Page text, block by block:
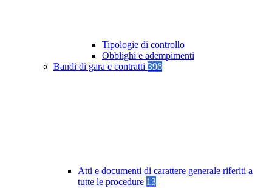
Tipologie di controllo
Obblighi e adempimenti
Bandi di gara e contratti 396
Atti e documenti di carattere generale riferiti a
tutte le procedure 13